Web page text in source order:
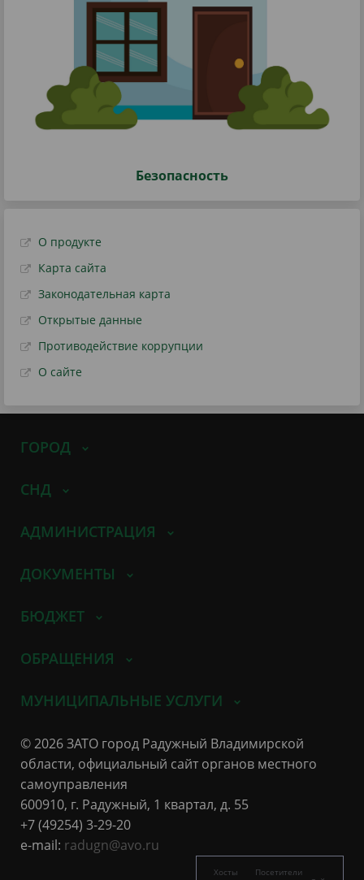
Безопасность
О продукте
Карта сайта
Законодательная карта
Открытые данные
Противодействие коррупции
О сайте
ГОРОД
СНД
АДМИНИСТРАЦИЯ
ДОКУМЕНТЫ
БЮДЖЕТ
ОБРАЩЕНИЯ
МУНИЦИПАЛЬНЫЕ УСЛУГИ
© 2026 ЗАТО город Радужный Владимирской
области, официальный сайт органов местного
самоуправления
600910, г. Радужный, 1 квартал, д. 55
+7 (49254) 3-29-20
e-mail: radugn@avo.ru
Хосты
Посетители